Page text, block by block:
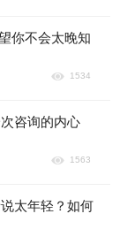
你不会太晚知
1534
咨询的内心
1563
太年轻？如何